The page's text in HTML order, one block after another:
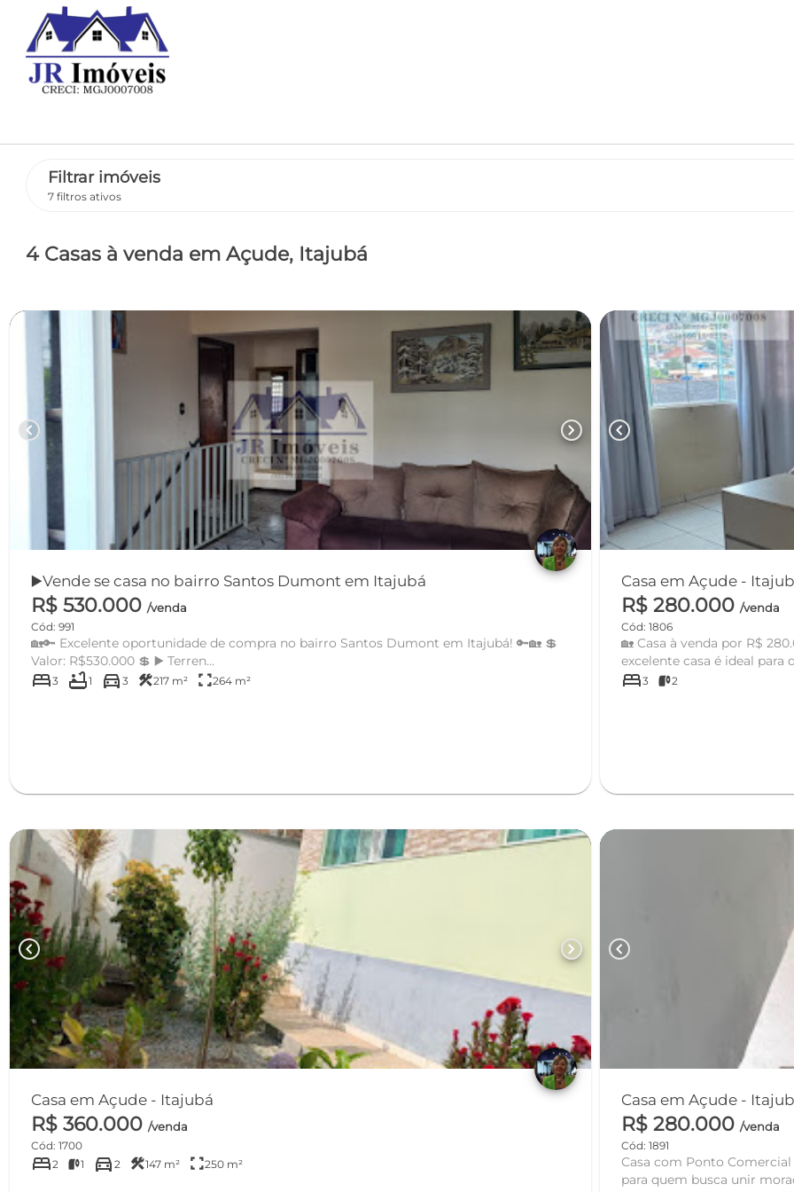
Filtrar imóveis
7 filtros ativos
4 Casas à venda em Açude, Itajubá
chevron_left chevron_right
▶️Vende se casa no bairro Santos Dumont em Itajubá
R$ 530.000 /venda
Cód: 991
🏡🔑 Excelente oportunidade de compra no bairro Santos Dumont em Itajubá! 🔑🏡 💲
Valor: R$530.000 💲 ▶️ Terren...
bed3 bathtub1 directions_car 3 construction217 m² fullscreen264 m²
chevron_left
Casa em Açude -
R$ 280.000/venda
Cód: 1806
🏡 Casa à venda por R$
excelente casa é ideal para
bed3 2
chevron_left chevron_right
Casa em Açude - Itajubá
R$ 360.000 /venda
Cód: 1700
bed2 1 directions_car 2 construction147 m² fullscreen250 m²
chevron_left
Casa em Açude -
R$ 280.000/venda
Cód: 1891
Casa com Ponto Comercial em
para quem busca unir